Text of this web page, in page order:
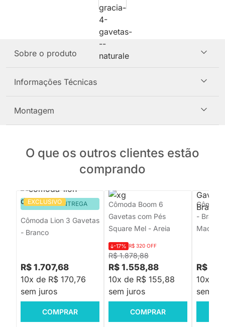
Sobre o produto
Informações Técnicas
Montagem
O que os outros clientes estão
comprando
EXCLUSIVO
PRONTA ENTREGA
Cômoda Lion 3 Gavetas
- Branco
R$ 1.707,68
10x de R$ 170,76
sem juros
COMPRAR
Cômoda Boom 6
Gavetas com Pés
Square Mel - Areia
R$ 1.878,88
-17% R$ 320 OFF
R$ 1.558,88
10x de R$ 155,88
sem juros
COMPRAR
-
Madeira
R$
10x de
sem